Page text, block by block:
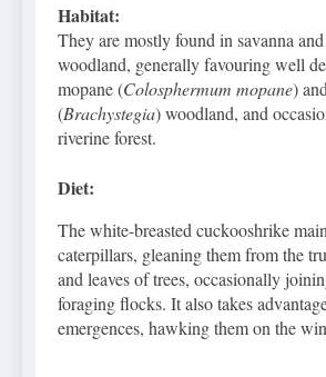
Habitat:
They are mostly found in savanna
woodland, generally favouring well
mopane (Colosphermum mopane)
(Brachystegia) woodland, and
riverine forest.
Diet:
The white-breasted cuckooshrike
caterpillars, gleaning them from the
and leaves of trees, occasionally
foraging flocks. It also takes
emergences, hawking them on the